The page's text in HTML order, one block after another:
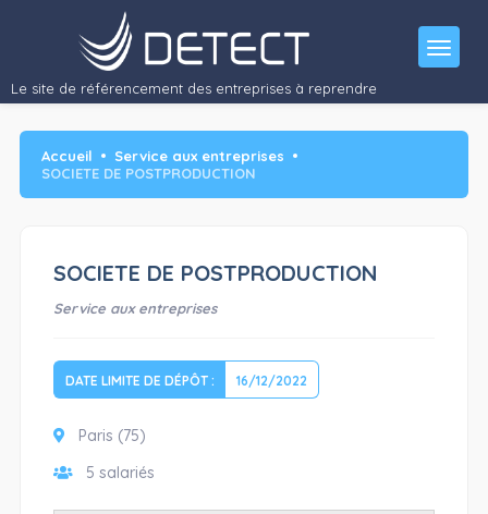
Activité : Postproduction de programmes de télévision, documentaires,
Le site de référencement des entreprises à reprendre
Accueil
Service aux entreprises
SOCIETE DE POSTPRODUCTION
SOCIETE DE POSTPRODUCTION
Service aux entreprises
DATE LIMITE DE DÉPÔT : 16/12/2022
Paris (75)
5 salariés